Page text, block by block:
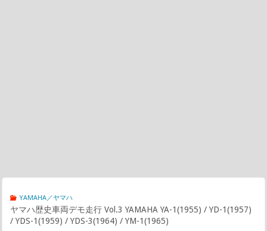
YAMAHA／ヤマハ
ヤマハ歴史車両デモ走行 Vol.3 YAMAHA YA-1(1955) / YD-1(1957)
/ YDS-1(1959) / YDS-3(1964) / YM-1(1965)